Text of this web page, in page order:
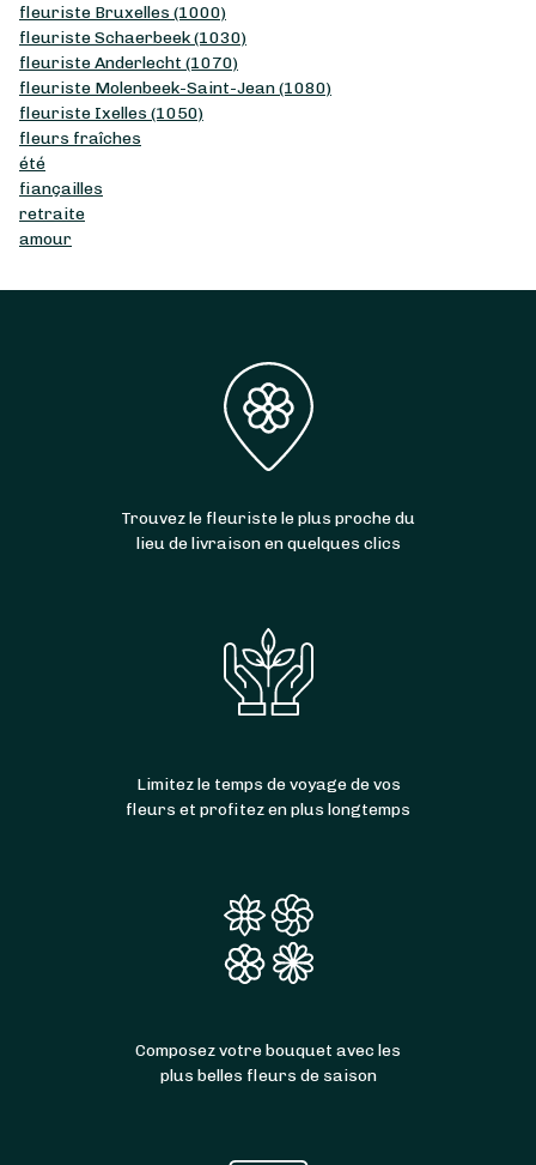
fleuriste Bruxelles (1000)
fleuriste Schaerbeek (1030)
fleuriste Anderlecht (1070)
fleuriste Molenbeek-Saint-Jean (1080)
fleuriste Ixelles (1050)
fleurs fraîches
été
fiançailles
retraite
amour
Trouvez le fleuriste le plus proche du
lieu de livraison en quelques clics
Limitez le temps de voyage de vos
fleurs et profitez en plus longtemps
Composez votre bouquet avec les
plus belles fleurs de saison